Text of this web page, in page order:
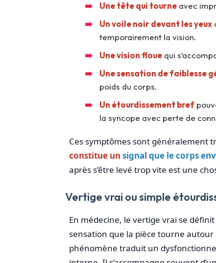
Une tête qui tourneavec
Un voile noir devant les yeux
temporairement la vision.
Une vision flouequi
Une sensation de faiblesse
poids du corps.
Un étourdissement bref
la syncope avec perte de
Ces symptômes sont généralement
constitue un signal que le corps
après s’être levé trop vite est une
Vertige vrai ou simple
En médecine, le vertige vrai se
sensation que la pièce tourne autour
phénomène traduit un